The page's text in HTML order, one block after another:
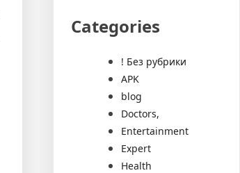
Categories
! Без рубрики
APK
blog
Doctors,
Entertainment
Expert
Health